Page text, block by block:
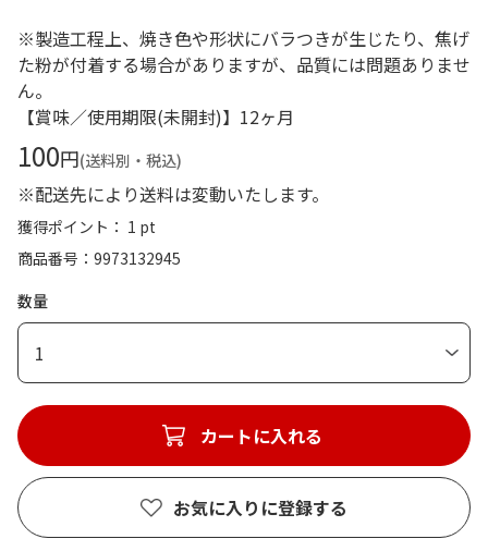
※製造工程上、焼き色や形状にバラつきが生じたり、焦げ
た粉が付着する場合がありますが、品質には問題ありませ
ん。
【賞味／使用期限(未開封)】12ヶ月
100円(送料別・税込)
※配送先により送料は変動いたします。
獲得ポイント： 1 pt
商品番号
9973132945
数量
1
カートに入れる
お気に入りに登録する